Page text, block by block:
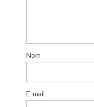
Nom
E-mail